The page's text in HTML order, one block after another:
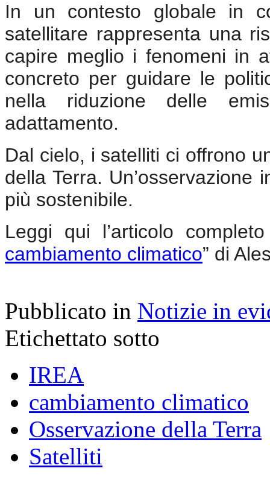
In un contesto globale in
satellitare rappresenta una
capire meglio i fenomeni in
concreto per guidare le
nella riduzione delle
adattamento.
Dal cielo, i satelliti ci offrono
della Terra.
più sostenibile.
Leggi qui l’articolo
cambiamento climatico” di
Pubblicato in Notizie in
Etichettato sotto
IREA
cambiamento climatico
Osservazione della Terra
Satelliti